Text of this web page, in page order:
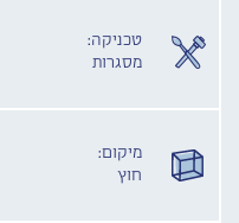
טכניקה:
מסגרות
מיקום:
חוץ